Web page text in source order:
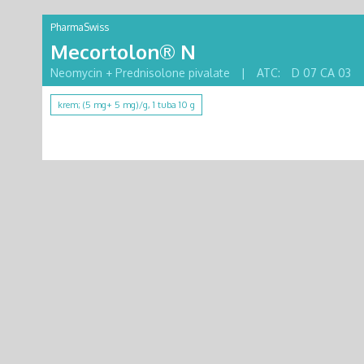
PharmaSwiss
Mecortolon® N
Neomycin + Prednisolone pivalate
| ATC: D 07 CA 03
krem; (5 mg+ 5 mg)/g, 1 tuba 10 g